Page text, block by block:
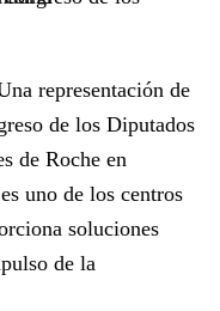
representación de
de los Diputados
de Roche en
uno de los centros
soluciones
de la